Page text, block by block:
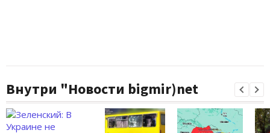
Внутри "Новости bigmir)net